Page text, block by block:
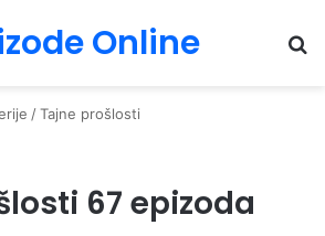
Online
/Tajne prošlosti
67 epizoda